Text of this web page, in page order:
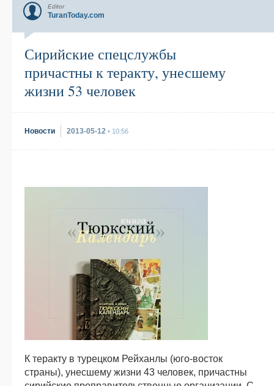
Editor
TuranToday.com
Сирийские спецслужбы
причастны к теракту, унесшему
жизни 53 человек
Новости 2013-05-12 • 10:56
К теракту в турецком Рейханлы (юго-восток
страны), унесшему жизни 43 человек, причастны